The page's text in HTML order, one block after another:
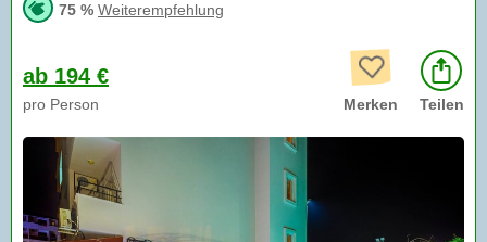
75 % Weiterempfehlung
ab 194 €
pro Person Merken Teilen